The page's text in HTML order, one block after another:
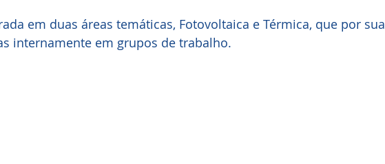
em duas áreas temáticas, Fotovoltaica e Térmica, que por sua
internamente em grupos de trabalho.